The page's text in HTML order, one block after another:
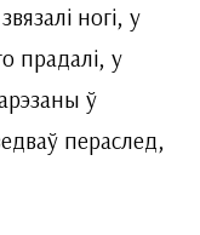
ногі, у
прадалі, у
ў
пераслед,